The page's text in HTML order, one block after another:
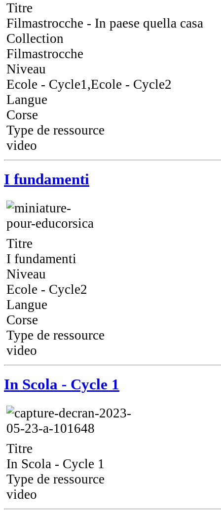
Titre
Filmastrocche - In paese quella casa
Collection
Filmastrocche
Niveau
Ecole - Cycle1,Ecole - Cycle2
Langue
Corse
Type de ressource
video
I fundamenti
Titre
I fundamenti
Niveau
Ecole - Cycle2
Langue
Corse
Type de ressource
video
In Scola - Cycle 1
Titre
In Scola - Cycle 1
Type de ressource
video